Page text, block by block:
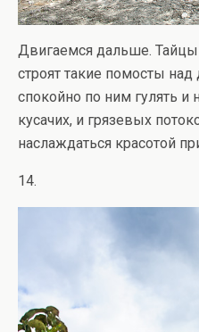
Двигаемся дальше.
строят такие помосты
спокойно по ним гулять и
кусачих, и грязевых
наслаждаться красотой
14.